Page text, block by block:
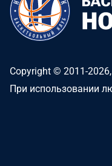
Copyright © 2011-
При использовании